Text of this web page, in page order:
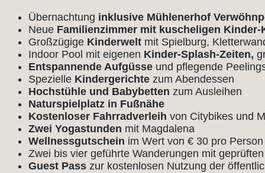
Übernachtung inklusive Mühlenerhof
Neue Familienzimmer mit kuscheligen Kinder-
Großzügige Kinderwelt mit Spielburg,
Indoor Pool mit eigenen Kinder-Splash-Zeiten,
Entspannende Aufgüsse und pflegende
Spezielle Kindergerichte zum Abendessen
Hochstühle und Babybetten zum Ausleihen
Naturspielplatz in Fußnähe
Kostenloser Fahrradverleih von Citybikes und
Zwei Yogastunden mit Magdalena
Wellnessgutschein im Wert von € 30 pro
Zwei bis vier geführte Wanderungen mit
Guest Pass zur kostenlosen Nutzung der